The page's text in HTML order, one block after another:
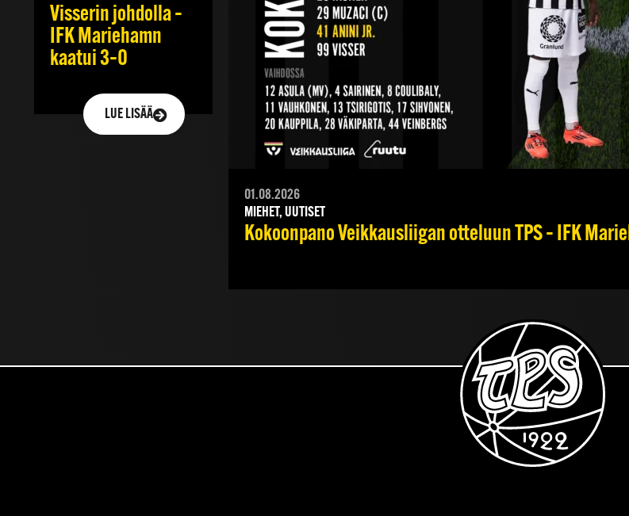
Visserin johdolla –
IFK Mariehamn
kaatui 3–0
LUE LISÄÄ
01.08.2026
MIEHET, UUTISET
Kokoonpano Veikkausliigan otteluun TPS – IFK